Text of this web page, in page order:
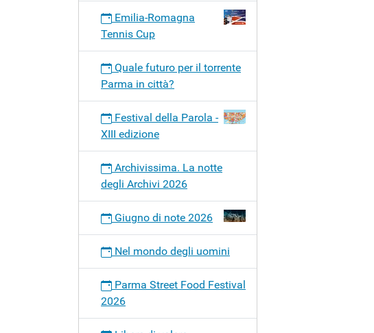
Emilia-Romagna
Tennis Cup
Quale futuro per il torrente
Parma in città?
Festival della Parola -
XIII edizione
Archivissima. La notte
degli Archivi 2026
Giugno di note 2026
Nel mondo degli uomini
Parma Street Food Festival
2026